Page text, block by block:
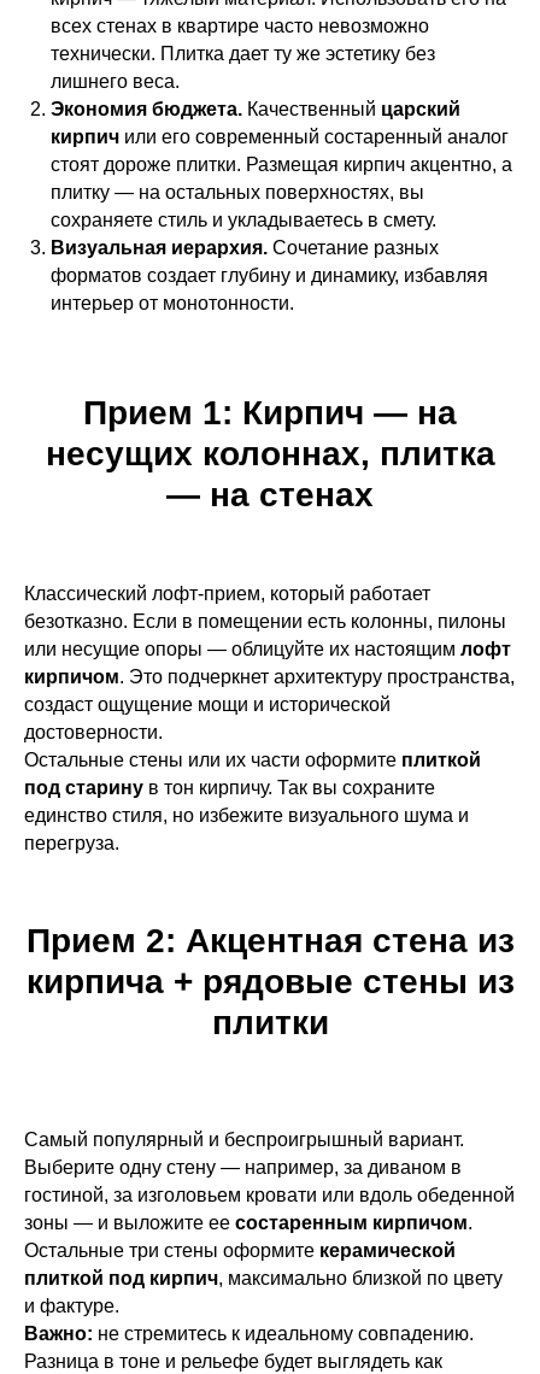
всех стенах в квартире часто невозможно
технически. Плитка дает ту же эстетику без
лишнего веса.
Экономия бюджета. Качественный царский
кирпич или его современный состаренный аналог
стоят дороже плитки. Размещая кирпич акцентно, а
плитку — на остальных поверхностях, вы
сохраняете стиль и укладываетесь в смету.
Визуальная иерархия. Сочетание разных
форматов создает глубину и динамику, избавляя
интерьер от монотонности.
Прием 1: Кирпич — на
несущих колоннах, плитка
— на стенах
Классический лофт-прием, который работает
безотказно. Если в помещении есть колонны, пилоны
или несущие опоры — облицуйте их настоящим лофт
кирпичом. Это подчеркнет архитектуру пространства,
создаст ощущение мощи и исторической
достоверности.
Остальные стены или их части оформите плиткой
под старину в тон кирпичу. Так вы сохраните
единство стиля, но избежите визуального шума и
перегруза.
Прием 2: Акцентная стена из
кирпича + рядовые стены из
плитки
Самый популярный и беспроигрышный вариант.
Выберите одну стену — например, за диваном в
гостиной, за изголовьем кровати или вдоль обеденной
зоны — и выложите ее состаренным кирпичом.
Остальные три стены оформите керамической
плиткой под кирпич, максимально близкой по цвету
и фактуре.
Важно: не стремитесь к идеальному совпадению.
Разница в тоне и рельефе будет выглядеть как